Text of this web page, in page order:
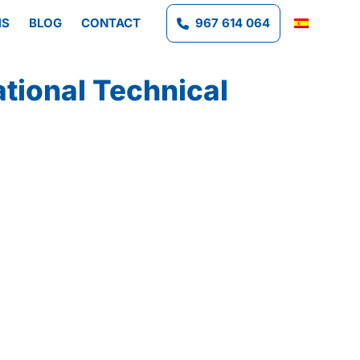
BLOG CONTACT 967 614 064
Technical